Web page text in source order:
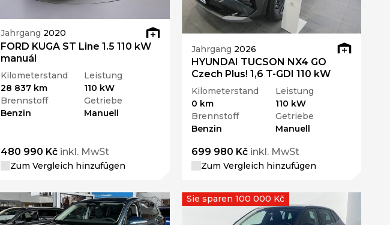
Jahrgang 2020
FORD KUGA ST Line 1.5 110 kW
manuál
Kilometerstand
28 837 km
Leistung
110 kW
Brennstoff
Benzin
Getriebe
Manuell
480 990 Kčinkl. MwSt
Zum Vergleich hinzufügen
Jahrgang 2026
HYUNDAI TUCSON NX4 GO
Czech Plus! 1,6 T-GDI 110 kW
Kilometerstand
0 km
Leistung
110 kW
Brennstoff
Benzin
Getriebe
Manuell
699 980 Kč inkl. MwSt
Zum Vergleich hinzufügen
Sie sparen 100 000 Kč